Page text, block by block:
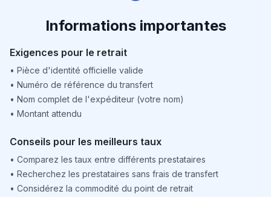
Informations importantes
Exigences pour le retrait
• Pièce d'identité officielle valide
• Numéro de référence du transfert
• Nom complet de l'expéditeur (votre nom)
• Montant attendu
Conseils pour les meilleurs taux
• Comparez les taux entre différents prestataires
• Recherchez les prestataires sans frais de transfert
• Considérez la commodité du point de retrait